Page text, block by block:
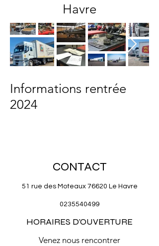
Havre
Informations rentrée
2024
CONTACT
51 rue des Moteaux 76620 Le Havre
0235540499
HORAIRES D'OUVERTURE
Venez nous rencontrer